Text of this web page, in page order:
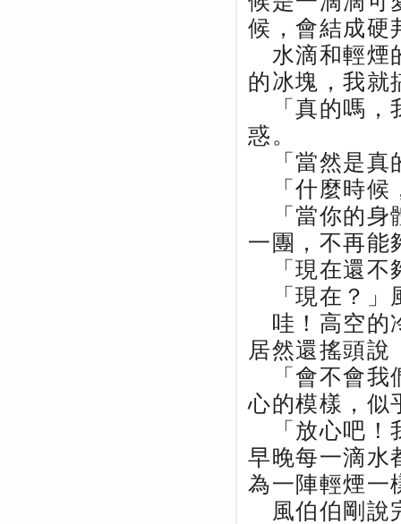
候，會結成硬
水滴和輕煙
的冰塊，我就
「真的嗎，
惑。
「當然是真
「什麼時候
「當你的身
一團，不再能
「現在還不
「現在？」
哇！高空的
居然還搖頭說
「會不會我
心的模樣，似
「放心吧！
早晚每一滴水
為一陣輕煙一
風伯伯剛說